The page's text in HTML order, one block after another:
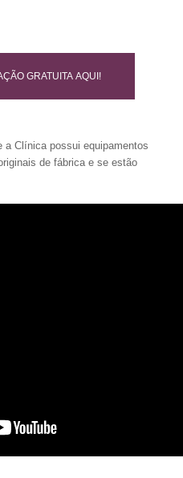
GRATUITA AQUI!
a Clínica possui equipamentos
de fábrica e se estão